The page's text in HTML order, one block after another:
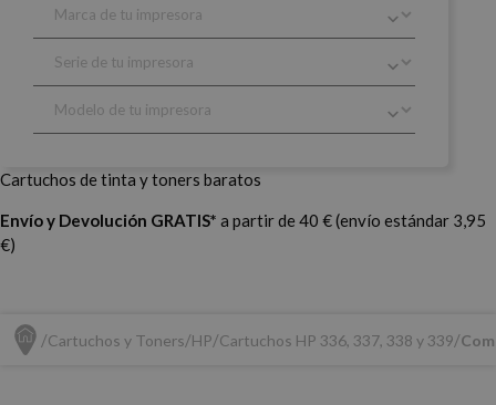
Cartuchos de tinta y toners baratos
Envío y Devolución GRATIS* a partir de 40 € (envío estándar 3,95
€)
Cartuchos y Toners HP Cartuchos HP 336, 337, 338 y 339